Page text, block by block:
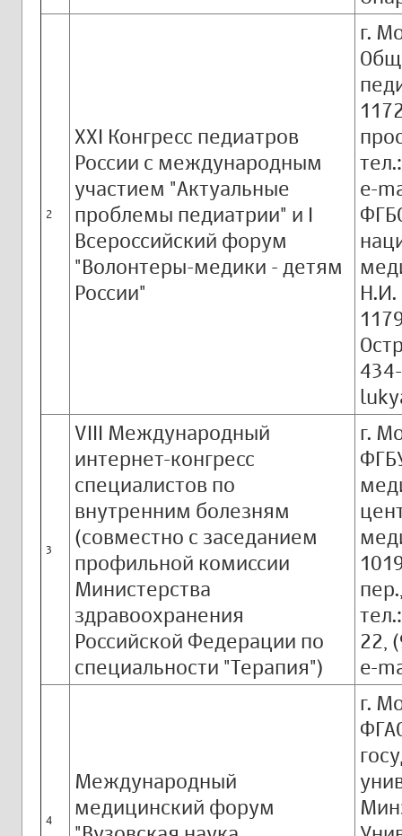
2
XXI Конгресс педиатров
России с международным
участием "Актуальные
проблемы педиатрии" и I
Всероссийский форум
"Волонтеры-медики - детям
России"
г.
e-
Н.И.
3
VIII Международный
интернет-конгресс
специалистов по
внутренним болезням
(совместно с заседанием
профильной комиссии
Министерства
здравоохранения
Российской Федерации по
специальности "Терапия")
г.
22,
e-
4
Международный
медицинский форум
г.